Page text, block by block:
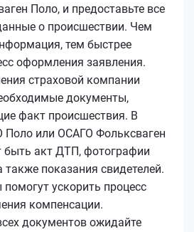
Поло, и предоставьте все
о происшествии. Чем
тем быстрее
оформления заявления.
страховой компании
документы,
факт происшествия. В
Поло или ОСАГО Фольксваген
быть акт ДТП, фотографии
также показания свидетелей.
ускорить процесс
компенсации.
документов ожидайте